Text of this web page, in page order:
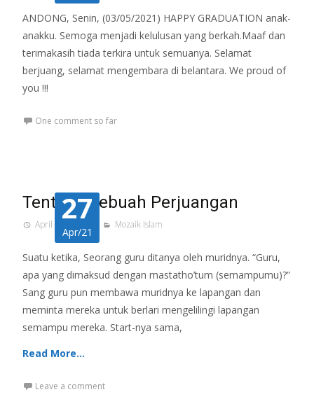
ANDONG, Senin, (03/05/2021) HAPPY GRADUATION anak-
anakku. Semoga menjadi kelulusan yang berkah.Maaf dan
terimakasih tiada terkira untuk semuanya. Selamat
berjuang, selamat mengembara di belantara. We proud of
you !!!
One comment so far
27
Apr/21
Tentang Sebuah Perjuangan
April 27, 2021 Mozaik Islam
Suatu ketika, Seorang guru ditanya oleh muridnya. “Guru,
apa yang dimaksud dengan mastatho’tum (semampumu)?”
Sang guru pun membawa muridnya ke lapangan dan
meminta mereka untuk berlari mengelilingi lapangan
semampu mereka. Start-nya sama,
Read More…
Leave a comment